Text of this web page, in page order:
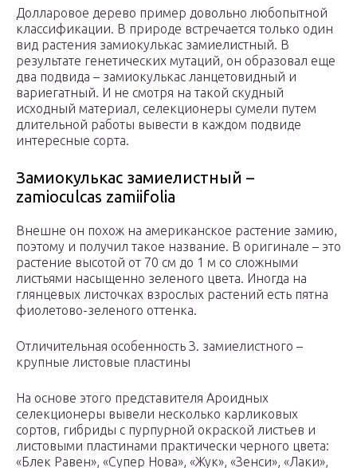
Долларовое дерево пример довольно любопытной
классификации. В природе встречается только один
вид растения замиокулькас замиелистный. В
результате генетических мутаций, он образовал еще
два подвида – замиокулькас ланцетовидный и
вариегатный. И не смотря на такой скудный
исходный материал, селекционеры сумели путем
длительной работы вывести в каждом подвиде
интересные сорта.
Замиокулькас замиелистный –
zamioculcas zamiifolia
Внешне он похож на американское растение замию,
поэтому и получил такое название. В оригинале – это
растение высотой от 70 см до 1 м со сложными
листьями насыщенно зеленого цвета. Иногда на
глянцевых листочках взрослых растений есть пятна
фиолетово-зеленого оттенка.
Отличительная особенность З. замиелистного –
крупные листовые пластины
На основе этого представителя Ароидных
селекционеры вывели несколько карликовых
сортов, гибриды с пурпурной окраской листьев и
листовыми пластинами практически черного цвета:
«Блек Равен», «Супер Нова», «Жук», «Зенси», «Лаки»,